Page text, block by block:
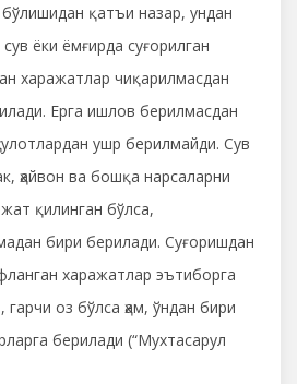
бўлишидан қатъи назар, ундан
ёки ёмғирда суғорилган
харажатлар чиқарилмасдан
Ерга ишлов берилмасдан
ушр берилмайди. Сув
ҳайвон ва бошқа нарсаларни
қилинган бўлса,
бири берилади. Суғоришдан
харажатлар эътиборга
оз бўлса ҳам, ўндан бири
берилади (“Мухтасарул